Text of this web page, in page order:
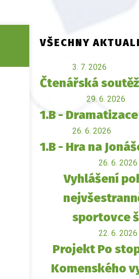
VŠECHNY
3. 7. 2026
Čtenářská soutěž
29. 6. 2026
1.B -
26. 6. 2026
1.B - Hra na
26. 6. 2026
Vyhlášení
sportovce
22. 6. 2026
Projekt Po
Komenského